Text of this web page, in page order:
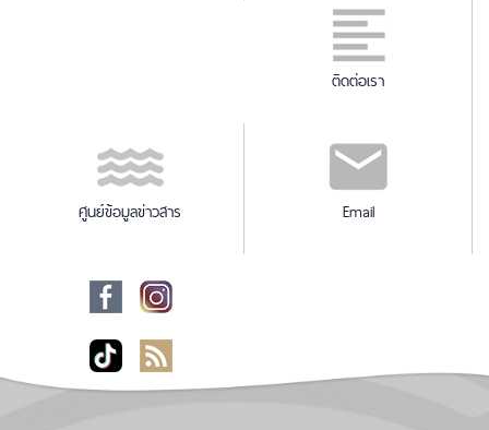
ติดต่อเรา
ศูนย์ข้อมูลข่าวสาร Email